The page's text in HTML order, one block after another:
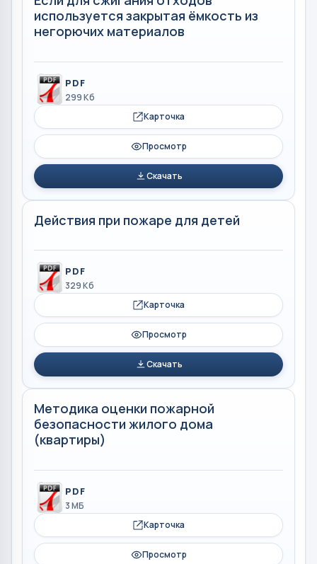
используется закрытая ёмкость из
негорючих материалов
PDF
299 Кб
Карточка
Просмотр
Скачать
Действия при пожаре для детей
PDF
329 Кб
Карточка
Просмотр
Скачать
Методика оценки пожарной
безопасности жилого дома
(квартиры)
PDF
3 МБ
Карточка
Просмотр